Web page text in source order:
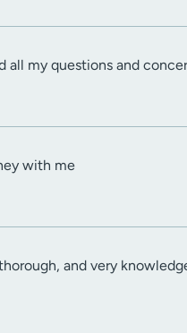
my questions and
with me
and very